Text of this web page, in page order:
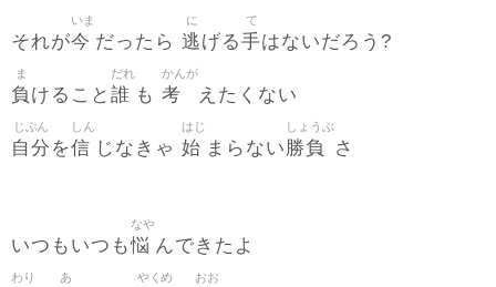
それが今
いま
だったら 逃
に
げる手
て
はないだろう?
負
ま
けること 誰
だれ
も 考
かんが
えたくない
自分
じぶん
を信
しん
じなきゃ 始
はじ
まらない勝負
しょうぶ
さ
いつもいつも悩
なや
んできたよ
わり あ やくめ おお